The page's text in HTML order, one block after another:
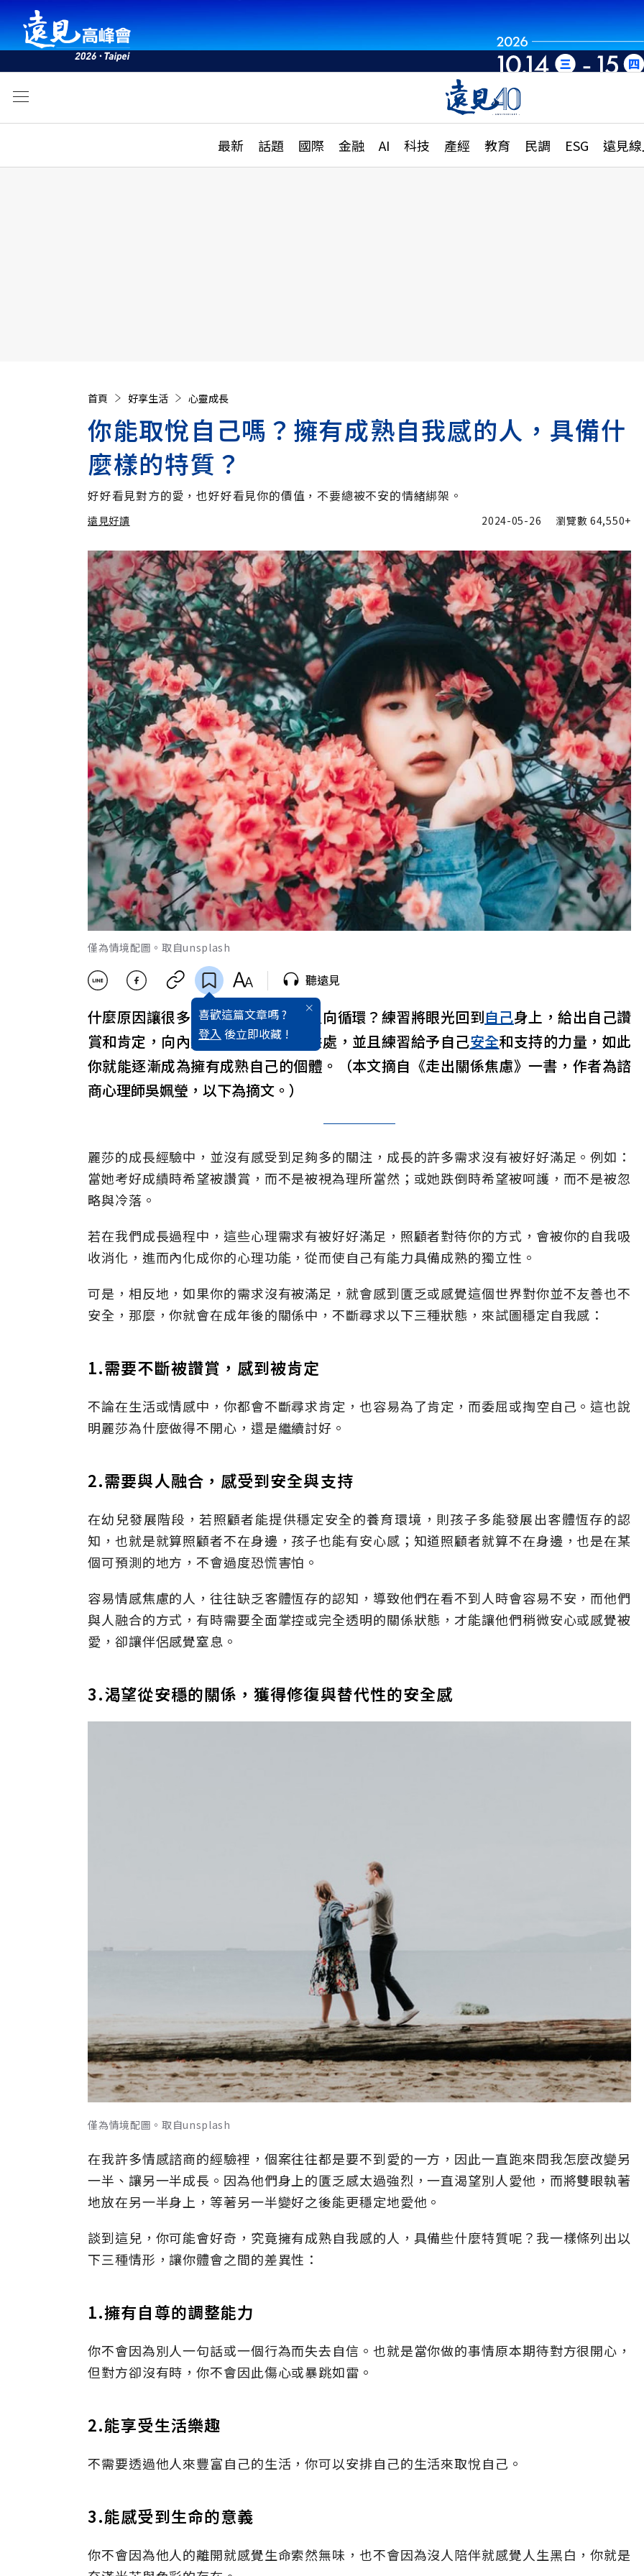
最新 話題 國際 金融 AI 科技 產經 教育 民調 ESG 遠見
活動
話題
國際
特輯
大學升學、職涯攻略
縣市施政調查全解析
首頁 好享生活 心靈成長
你能取悅自己嗎？擁有成熟自我感的人，具備什
麼樣的特質？
好好看見對方的愛，也好好看見你的價值，不要總被不安的情緒綁架。
遠見好讀
遠見好讀 加入追蹤
2024-05-26 瀏覽數64,550+
僅為情境配圖。取自unsplash
喜歡這篇文章嗎 ?
登入 後立即收藏 !
聽遠見
什麼原因讓很多人持續困在討好的負向循環？練習將眼光回到自己身上，給出自己讚
賞和肯定，向內探索自己，與自己共處，並且練習給予自己安全和支持的力量，如此
你就能逐漸成為擁有成熟自己的個體。（本文摘自《走出關係焦慮》一書，作者為諮
商心理師吳姵瑩，以下為摘文。）
麗莎的成長經驗中，並沒有感受到足夠多的關注，成長的許多需求沒有被好好滿足。例如：
當她考好成績時希望被讚賞，而不是被視為理所當然；或她跌倒時希望被呵護，而不是被忽
略與冷落。
若在我們成長過程中，這些心理需求有被好好滿足，照顧者對待你的方式，會被你的自我吸
收消化，進而內化成你的心理功能，從而使自己有能力具備成熟的獨立性。
可是，相反地，如果你的需求沒有被滿足，就會感到匱乏或感覺這個世界對你並不友善也不
安全，那麼，你就會在成年後的關係中，不斷尋求以下三種狀態，來試圖穩定自我感：
1.需要不斷被讚賞，感到被肯定
不論在生活或情感中，你都會不斷尋求肯定，也容易為了肯定，而委屈或掏空自己。這也說
明麗莎為什麼做得不開心，還是繼續討好。
2.需要與人融合，感受到安全與支持
在幼兒發展階段，若照顧者能提供穩定安全的養育環境，則孩子多能發展出客體恆存的認
知，也就是就算照顧者不在身邊，孩子也能有安心感；知道照顧者就算不在身邊，也是在某
個可預測的地方，不會過度恐慌害怕。
容易情感焦慮的人，往往缺乏客體恆存的認知，導致他們在看不到人時會容易不安，而他們
與人融合的方式，有時需要全面掌控或完全透明的關係狀態，才能讓他們稍微安心或感覺被
愛，卻讓伴侶感覺窒息。
3.渴望從安穩的關係，獲得修復與替代性的安全感
僅為情境配圖。取自unsplash
在我許多情感諮商的經驗裡，個案往往都是要不到愛的一方，因此一直跑來問我怎麼改變另
一半、讓另一半成長。因為他們身上的匱乏感太過強烈，一直渴望別人愛他，而將雙眼執著
地放在另一半身上，等著另一半變好之後能更穩定地愛他。
談到這兒，你可能會好奇，究竟擁有成熟自我感的人，具備些什麼特質呢？我一樣條列出以
下三種情形，讓你體會之間的差異性：
1.擁有自尊的調整能力
你不會因為別人一句話或一個行為而失去自信。也就是當你做的事情原本期待對方很開心，
但對方卻沒有時，你不會因此傷心或暴跳如雷。
2.能享受生活樂趣
不需要透過他人來豐富自己的生活，你可以安排自己的生活來取悅自己。
3.能感受到生命的意義
你不會因為他人的離開就感覺生命索然無味，也不會因為沒人陪伴就感覺人生黑白，你就是